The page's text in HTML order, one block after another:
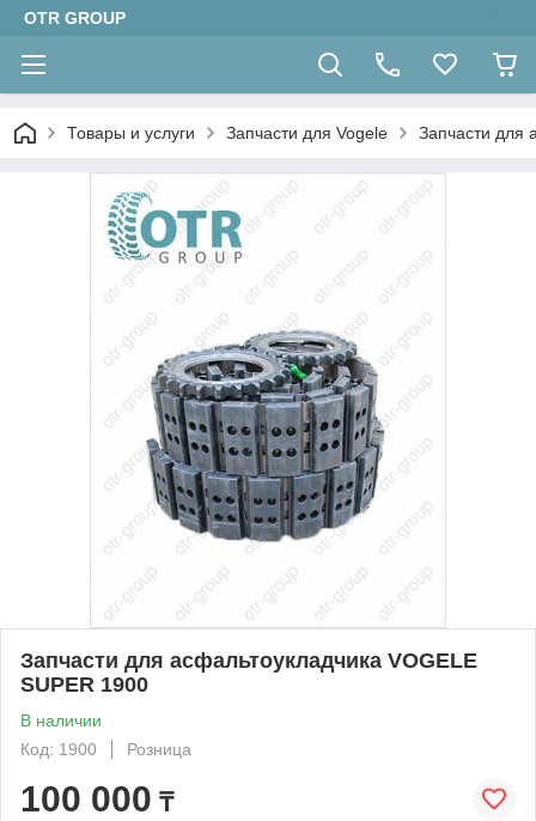
OTR GROUP
Товары и услуги Запчасти для Vogele Запчасти для
Запчасти для асфальтоукладчика VOGELE
SUPER 1900
В наличии
Код: 1900
Розница
100 000 ₸